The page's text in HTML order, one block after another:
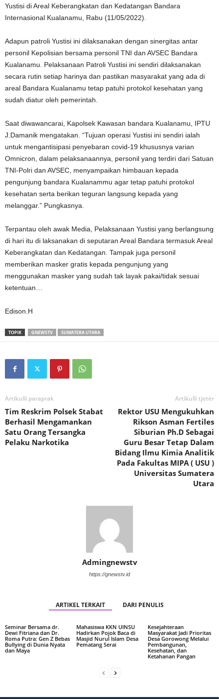
Yustisi di Areal Keberangkatan dan Kedatangan Bandara
Internasional Kualanamu, Rabu (11/05/2022).
Adapun patroli Yustisi ini dilaksanakan dengan sinergitas antar
personil Kepolisian bersama personil TNI dan AVSEC Bandara
Kualanamu. Pelaksanaan Patroli Yustisi ini sendiri dilaksanakan
secara rutin setiap harinya dan pastikan masyarakat yang ada di
areal Bandara Kualanamu tetap patuhi protokol kesehatan yang
sudah diatur oleh pemerintah.
Saat diwawancarai, Kapolsek Kawasan bandara Kualanamu, IPTU
J.Damanik mengatakan. “Tujuan operasi Yustisi ini sendiri ialah
untuk mengantisipasi penyebaran covid-19 khususnya varian
Omnicron, dalam pelaksanaannya, personil yang terdiri dari Satuan
TNI-Polri dan AVSEC, menyampaikan himbauan kepada
pengunjung bandara Kualanammu agar tetap patuhi protokol
kesehatan serta berikan teguran langsung kepada yang
melanggar.” Pungkasnya.
Terpantau oleh awak Media, Pelaksanaan Yustisi yang berlangsung
di hari itu di laksanakan di seputaran Areal Bandara termasuk Areal
Keberangkatan dan Kedatangan. Tampak juga personil
memberikan masker gratis kepada pengunjung yang
menggunakan masker yang sudah tak layak pakai/tidak sesuai
ketentuan…
Edison.H
TOPIK GNEWSTV SUMATERA UTARA
Artikulli paraprak
Tim Reskrim Polsek Stabat
Berhasil Mengamankan
Satu Orang Tersangka
Pelaku Narkotika
Artikulli tjetër
Rektor USU Mengukuhkan
Rikson Asman Fertiles
Siburian Ph.D Sebagai
Guru Besar Tetap Dalam
Bidang Ilmu Kimia Analitik
Pada Fakultas MIPA ( USU )
Universitas Sumatera
Utara
Admingnewstv
https://gnewstv.id
ARTIKEL TERKAIT DARI PENULIS
Seminar Bersama dr.
Dewi Fitriana dan Dr.
Roma Putra: Gen Z Bebas
Bullying di Dunia Nyata
dan Maya
Mahasiswa KKN UINSU
Hadirkan Pojok Baca di
Masjid Nurul Islam Desa
Pematang Serai
Kesejahteraan
Masyarakat Jadi Prioritas
Desa Gorowong Melalui
Pembangunan,
Kesehatan, dan
Ketahanan Pangan